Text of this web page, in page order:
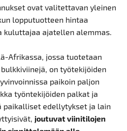
ovat valitettavan yleinen
lopputuotteen hintaa
kuluttajaa ajatellen alemmas.
Afrikassa, jossa tuotetaan
on työtekijöiden
paikoin paljon
työntekijöiden palkat ja
paikalliset edellytykset ja lain
joutuvat viinitilojen